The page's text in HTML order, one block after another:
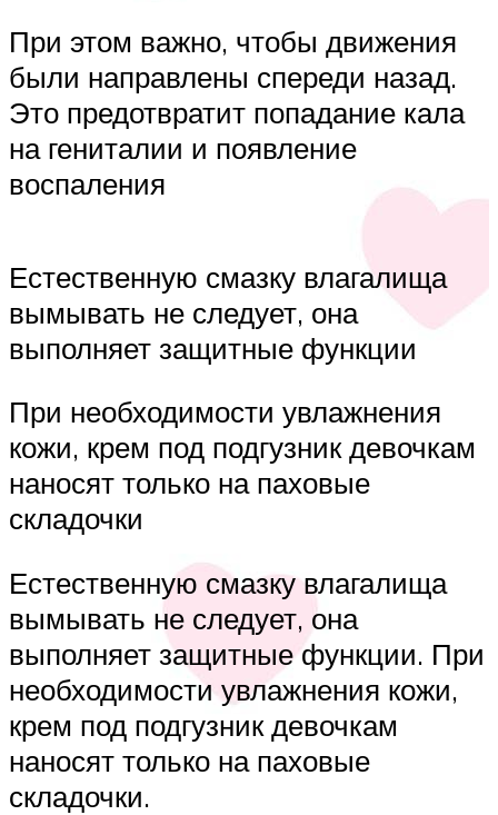
При этом важно, чтобы движения
были направлены спереди назад.
Это предотвратит попадание кала
на гениталии и появление
воспаления
Естественную смазку влагалища
вымывать не следует, она
выполняет защитные функции
При необходимости увлажнения
кожи, крем под подгузник девочкам
наносят только на паховые
складочки
Естественную смазку влагалища
вымывать не следует, она
выполняет защитные функции. При
необходимости увлажнения кожи,
крем под подгузник девочкам
наносят только на паховые
складочки.